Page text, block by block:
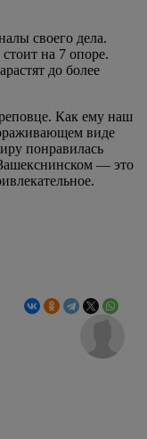
своего дела.
на 7 опоре.
до более
Как ему наш
виде
понравилась
— это